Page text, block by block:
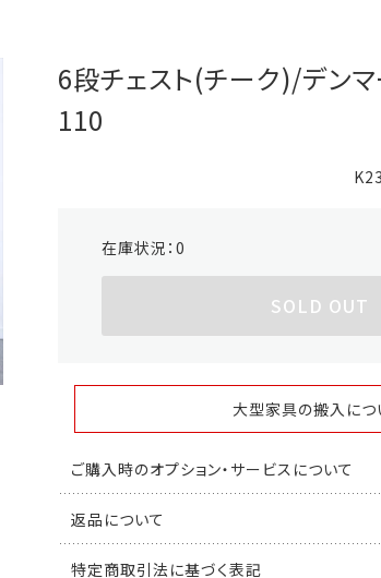
6段チェスト(チーク)/デン
110
在庫状況： 0
SOLD OUT
大型家具の搬入につ
ご購入時のオプション・サービスについて
返品について
特定商取引法に基づく表記